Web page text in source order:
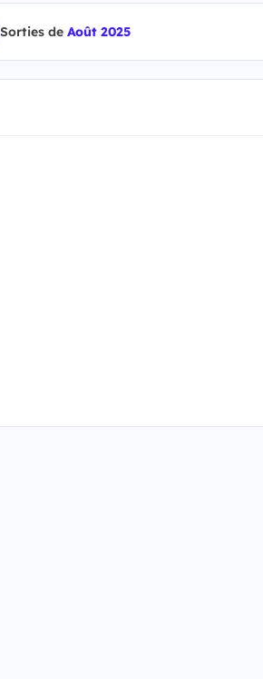
Sorties de Août 2025